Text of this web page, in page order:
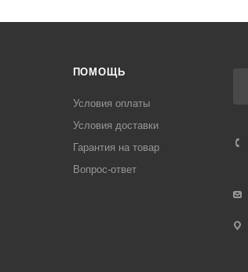
ПОМОЩЬ
Условия оплаты
Условия доставки
Гарантия на товар
Вопрос-ответ